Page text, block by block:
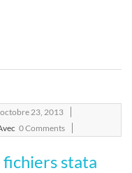
octobre 23, 2013
0 Comments
stata